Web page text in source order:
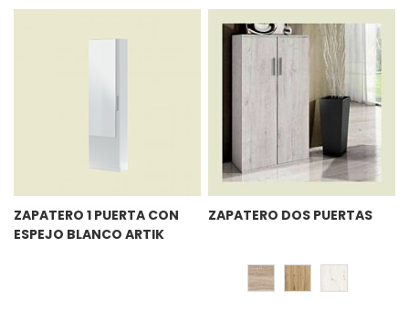
ZAPATERO 1 PUERTA CON
ESPEJO BLANCO ARTIK
ZAPATERO DOS PUERTAS